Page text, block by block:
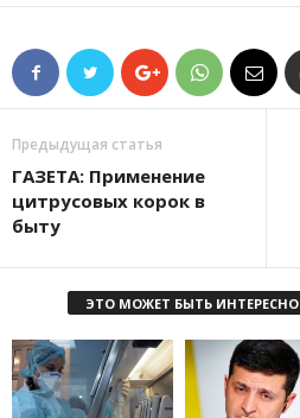
Предыдущая статья
ГАЗЕТА: Применение
цитрусовых корок в
быту
ЭТО МОЖЕТ БЫТЬ ИНТЕРЕСНО